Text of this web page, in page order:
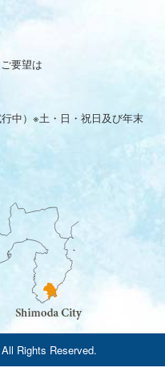
要望は
中）※土・日・祝日及び年末
Rights Reserved.